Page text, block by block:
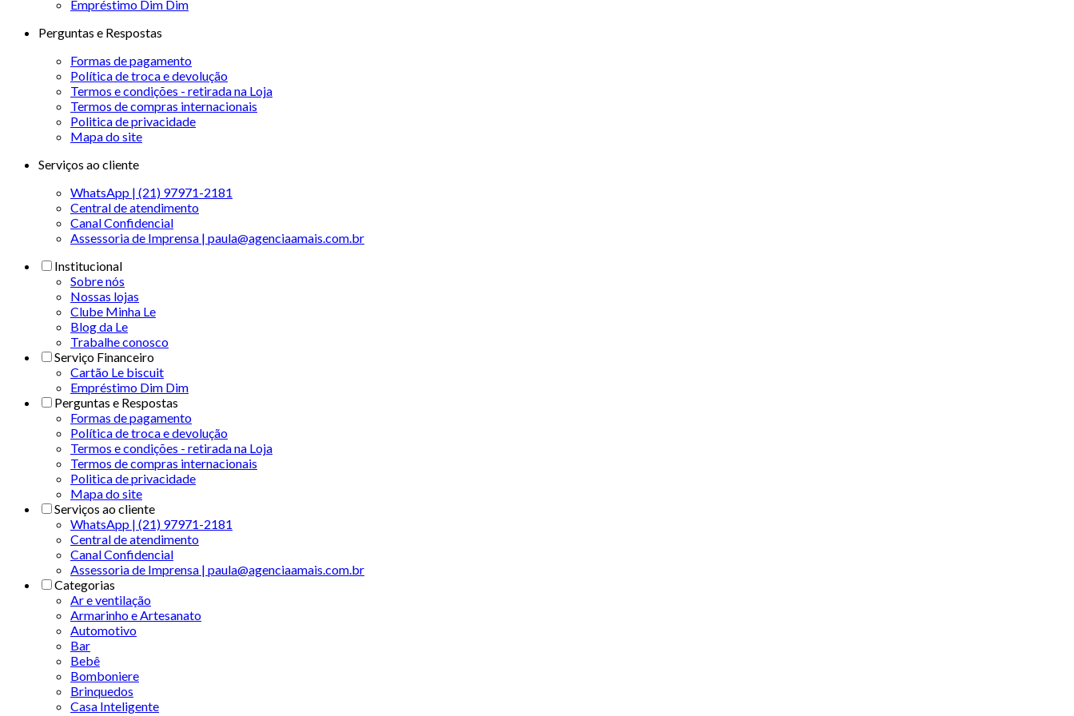
Empréstimo Dim Dim
Perguntas e Respostas
Formas de pagamento
Política de troca e devolução
Termos e condições - retirada na Loja
Termos de compras internacionais
Politica de privacidade
Mapa do site
Serviços ao cliente
WhatsApp | (21) 97971-2181
Central de atendimento
Canal Confidencial
Assessoria de Imprensa | paula@agenciaamais.com.br
Institucional
Sobre nós
Nossas lojas
Clube Minha Le
Blog da Le
Trabalhe conosco
Serviço Financeiro
Cartão Le biscuit
Empréstimo Dim Dim
Perguntas e Respostas
Formas de pagamento
Política de troca e devolução
Termos e condições - retirada na Loja
Termos de compras internacionais
Politica de privacidade
Mapa do site
Serviços ao cliente
WhatsApp | (21) 97971-2181
Central de atendimento
Canal Confidencial
Assessoria de Imprensa | paula@agenciaamais.com.br
Categorias
Ar e ventilação
Armarinho e Artesanato
Automotivo
Bar
Bebê
Bomboniere
Brinquedos
Casa Inteligente